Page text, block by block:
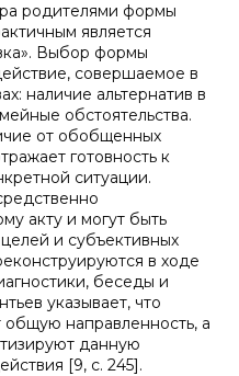
родителями формы
является
Выбор формы
совершаемое в
наличие альтернатив в
обстоятельства.
от обобщенных
готовность к
ситуации.
акту и могут быть
и субъективных
в ходе
беседы и
указывает, что
направленность, а
данную
[9, с. 245].